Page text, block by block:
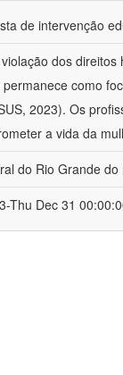
de intervenção
dos
como
2023). Os
a vida da
do Rio Grande
Thu Dec 31